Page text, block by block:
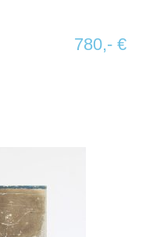
780,- €